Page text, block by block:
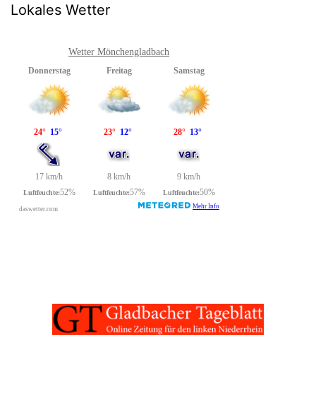
Lokales Wetter
Wetter Mönchengladbach